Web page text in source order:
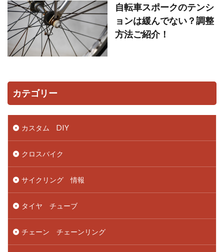
自転車スポークのテンシ
ョンは緩んでない？調整
方法ご紹介！
カテゴリー
カスタム DIY
クロスバイク
サイクリング 情報
タイヤ チューブ
チェーン チェーンリング